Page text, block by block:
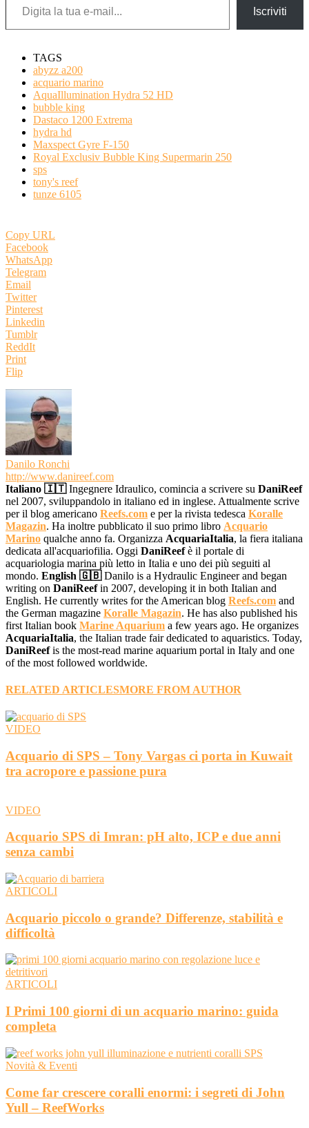
Iscriviti
TAGS
abyzz a200
acquario marino
AquaIllumination Hydra 52 HD
bubble king
Dastaco 1200 Extrema
hydra hd
Maxspect Gyre F-150
Royal Exclusiv Bubble King Supermarin 250
sps
tony's reef
tunze 6105
Copy URL
Facebook
WhatsApp
Telegram
Email
Twitter
Pinterest
Linkedin
Tumblr
ReddIt
Print
Flip
Danilo Ronchi
http://www.danireef.com
Italiano 🇮🇹Ingegnere Idraulico, comincia a scrivere su DaniReef
nel 2007, sviluppandolo in italiano ed in inglese. Attualmente scrive
per il blog americano Reefs.com e per la rivista tedesca Koralle
Magazin. Ha inoltre pubblicato il suo primo libro Acquario
Marino qualche anno fa. Organizza AcquariaItalia, la fiera italiana
dedicata all'acquariofilia. Oggi DaniReefè il portale di
acquariologia marina più letto in Italia e uno dei più seguiti al
mondo. English 🇬🇧Danilo is a Hydraulic Engineer and began
writing on DaniReefin 2007, developing it in both Italian and
English. He currently writes for the American blog Reefs.com and
the German magazine Koralle Magazin. He has also published his
first Italian book Marine Aquarium a few years ago. He organizes
AcquariaItalia, the Italian trade fair dedicated to aquaristics. Today,
DaniReefis the most-read marine aquarium portal in Italy and one
of the most followed worldwide.
RELATED ARTICLESMORE FROM AUTHOR
VIDEO
Acquario di SPS – Tony Vargas ci porta in Kuwait
tra acropore e passione pura
VIDEO
Acquario SPS di Imran: pH alto, ICP e due anni
senza cambi
ARTICOLI
Acquario piccolo o grande? Differenze, stabilità e
difficoltà
ARTICOLI
I Primi 100 giorni di un acquario marino: guida
completa
Novità & Eventi
Come far crescere coralli enormi: i segreti di John
Yull – ReefWorks